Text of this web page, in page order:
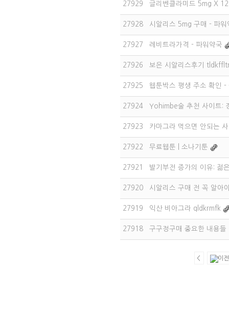
27929 글리벤클라미드 5mg X
27928 시알리스 5mg 구매 - 파워
27927 레비트라가격 - 파워약국
27926 보은 시알리스후기
27925 웹툰박스 평생 주소 확인
27924 Yohimbe술 추천 사이트:
27923 카마그라 먹으면 안되는
27922 무료웹툰 | 소나기툰
27921 발기부전 증가의 이유: 젊
27920 시알리스 구매 전 꼭 알아
27919 익산 비아그라 qldkrmfk
27918 구구정구매 중요한 내용
<